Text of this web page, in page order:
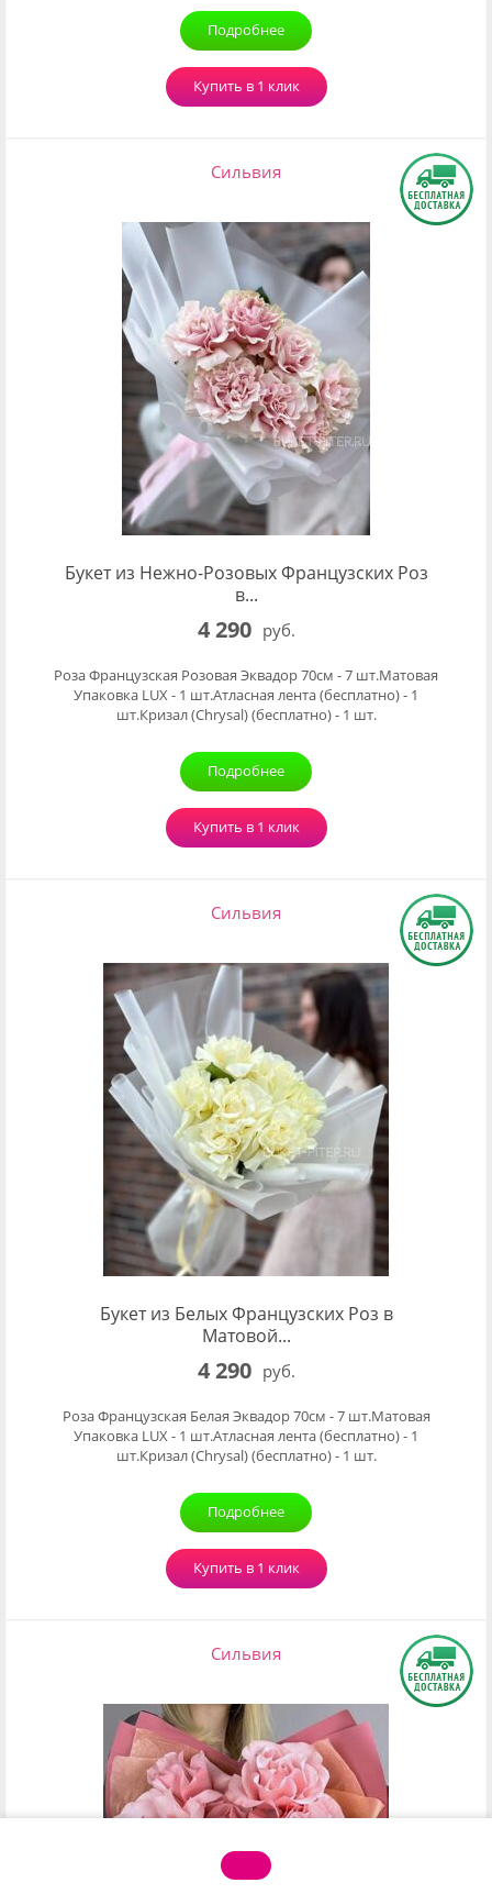
Подробнее
Купить в 1 клик
Сильвия
Букет из Нежно-Розовых Французских Роз
в...
4 290 руб.
Роза Французская Розовая Эквадор 70см - 7 шт.Матовая
Упаковка LUX - 1 шт.Атласная лента (бесплатно) - 1
шт.Кризал (Chrysal) (бесплатно) - 1 шт.
Подробнее
Купить в 1 клик
Сильвия
Букет из Белых Французских Роз в
Матовой...
4 290 руб.
Роза Французская Белая Эквадор 70см - 7 шт.Матовая
Упаковка LUX - 1 шт.Атласная лента (бесплатно) - 1
шт.Кризал (Chrysal) (бесплатно) - 1 шт.
Подробнее
Купить в 1 клик
Сильвия